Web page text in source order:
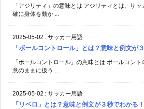
「アジリティ」の意味とは アジリティとは、サ
確に身体を動か ...
2025-05-02 : サッカー用語
「ボールコントロール」とは？意味と例文が
「ボールコントロール」の意味とは ボールコン
意のままに扱う ...
2025-05-02 : サッカー用語
「リベロ」とは？意味と例文が３秒でわかる！